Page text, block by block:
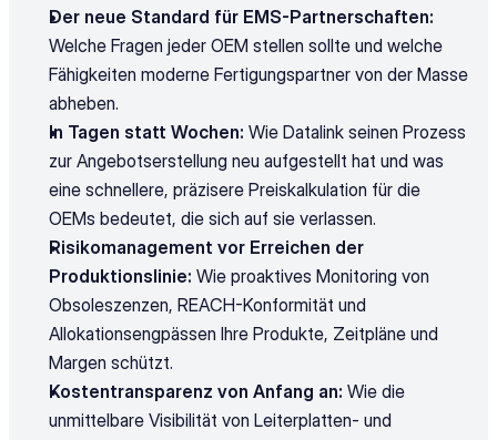
Der neue Standard für EMS-Partnerschaften:
Welche Fragen jeder OEM stellen sollte und welche
Fähigkeiten moderne Fertigungspartner von der Masse
abheben.
In Tagen statt Wochen: Wie Datalink seinen Prozess
zur Angebotserstellung neu aufgestellt hat und was
eine schnellere, präzisere Preiskalkulation für die
OEMs bedeutet, die sich auf sie verlassen.
Risikomanagement vor Erreichen der
Produktionslinie: Wie proaktives Monitoring von
Obsoleszenzen, REACH-Konformität und
Allokationsengpässen Ihre Produkte, Zeitpläne und
Margen schützt.
Kostentransparenz von Anfang an: Wie die
unmittelbare Visibilität von Leiterplatten- und